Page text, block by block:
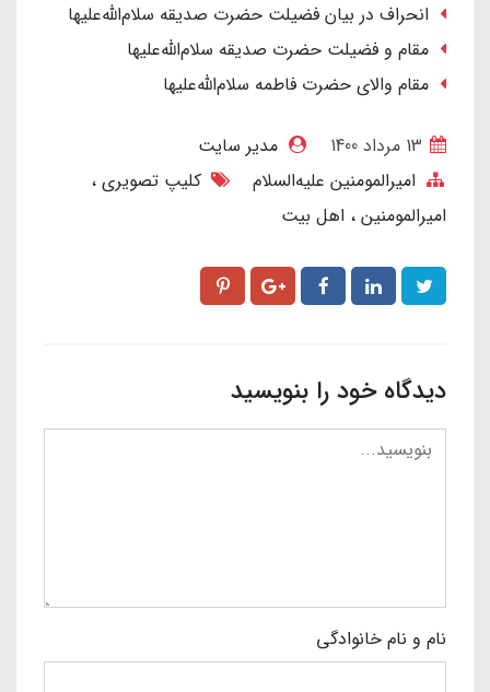
انحراف در بیان فضیلت حضرت صدیقه سلام‌الله‌علیها
مقام و فضیلت حضرت صدیقه سلام‌الله‎‌علیها
مقام والای حضرت فاطمه سلام‌الله‌علیها
مدیر سایت
امیرالمومنین علیه‌السلام
کلیپ تصویری
امیرالمومنین
اهل بیت
دیدگاه خود را بنویسید
نام و نام خانوادگی